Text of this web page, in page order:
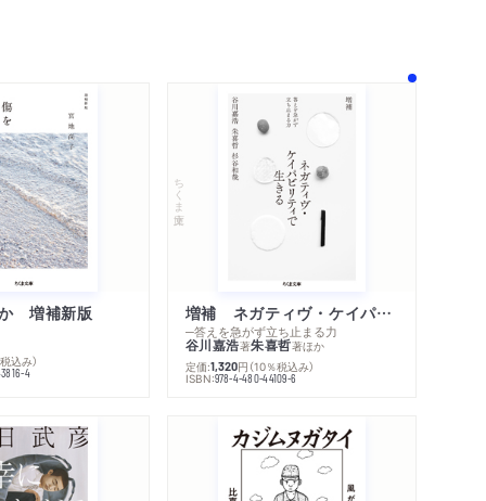
増補新版
込み）
4
ちくま文庫
増補 ネガティヴ・ケイパビリティで生きる
─答えを急がず立ち止まる力
谷川嘉浩著朱喜哲著ほか
定価:1,320円 （10％税込み）
ISBN:978-4-480-44109-6